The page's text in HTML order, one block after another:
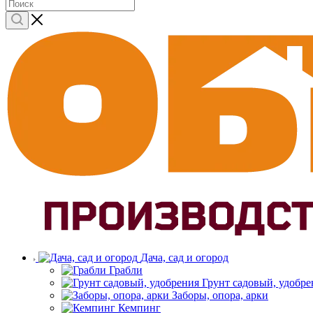
Дача, сад и огород
Грабли
Грунт садовый,
Заборы, опора, арки
Кемпинг